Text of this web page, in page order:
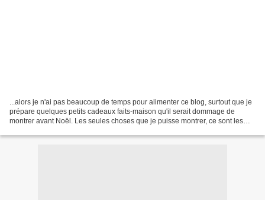
...alors je n'ai pas beaucoup de temps pour alimenter ce blog, surtout que je
prépare quelques petits cadeaux faits-maison qu'il serait dommage de
montrer avant Noël. Les seules choses que je puisse montrer, ce sont les